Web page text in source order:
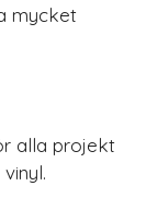
mycket
alla projekt